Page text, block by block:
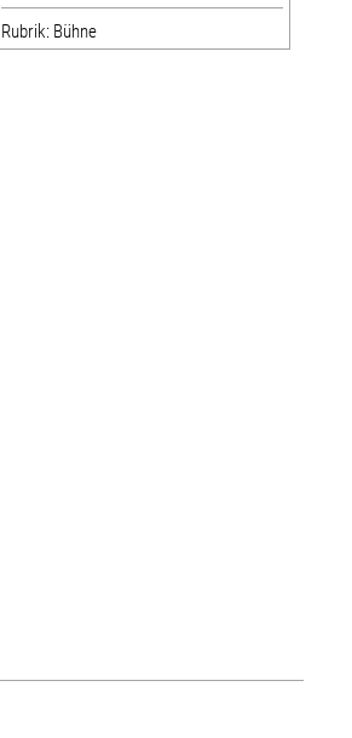
Rubrik: Bühne